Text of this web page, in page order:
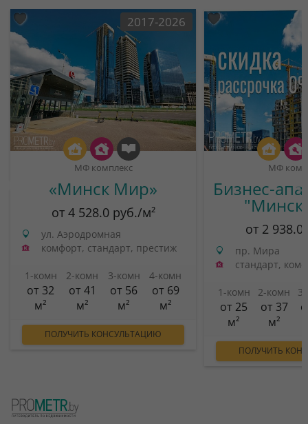
2017-2026
МФ комплекс
«Минск Мир»
от 4 528.0 руб./м²
ул. Аэродромная
комфорт, стандарт, престиж
1-комн
от 32
м²
2-комн
от 41
м²
3-комн
от 56
м²
4-комн
от 69
м²
ПОЛУЧИТЬ КОНСУЛЬТАЦИЮ
МФ
Бизнес-
от 2
пр. Мира
стандарт,
1-комн
от 25
м²
2-комн
от 37
м²
ПОЛУЧИТЬ